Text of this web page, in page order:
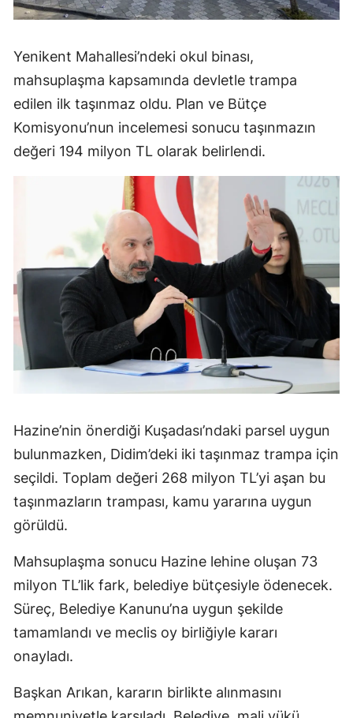
Yenikent Mahallesi’ndeki okul binası,
mahsuplaşma kapsamında devletle trampa
edilen ilk taşınmaz oldu. Plan ve Bütçe
Komisyonu’nun incelemesi sonucu taşınmazın
değeri 194 milyon TL olarak belirlendi.
Hazine’nin önerdiği Kuşadası’ndaki parsel uygun
bulunmazken, Didim’deki iki taşınmaz trampa için
seçildi. Toplam değeri 268 milyon TL’yi aşan bu
taşınmazların trampası, kamu yararına uygun
görüldü.
Mahsuplaşma sonucu Hazine lehine oluşan 73
milyon TL’lik fark, belediye bütçesiyle ödenecek.
Süreç, Belediye Kanunu’na uygun şekilde
tamamlandı ve meclis oy birliğiyle kararı
onayladı.
Başkan Arıkan, kararın birlikte alınmasını